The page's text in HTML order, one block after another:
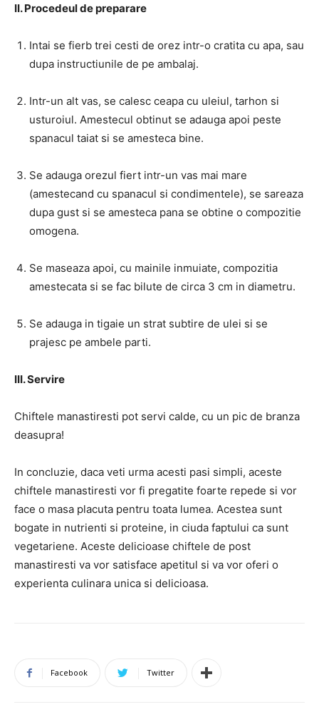
II. Procedeul de preparare
Intai se fierb trei cesti de orez intr-o cratita cu apa, sau
dupa instructiunile de pe ambalaj.
Intr-un alt vas, se calesc ceapa cu uleiul, tarhon si
usturoiul. Amestecul obtinut se adauga apoi peste
spanacul taiat si se amesteca bine.
Se adauga orezul fiert intr-un vas mai mare
(amestecand cu spanacul si condimentele), se sareaza
dupa gust si se amesteca pana se obtine o compozitie
omogena.
Se maseaza apoi, cu mainile inmuiate, compozitia
amestecata si se fac bilute de circa 3 cm in diametru.
Se adauga in tigaie un strat subtire de ulei si se
prajesc pe ambele parti.
III. Servire
Chiftele manastiresti pot servi calde, cu un pic de branza
deasupra!
In concluzie, daca veti urma acesti pasi simpli, aceste
chiftele manastiresti vor fi pregatite foarte repede si vor
face o masa placuta pentru toata lumea. Acestea sunt
bogate in nutrienti si proteine, in ciuda faptului ca sunt
vegetariene. Aceste delicioase chiftele de post
manastiresti va vor satisface apetitul si va vor oferi o
experienta culinara unica si delicioasa.
Facebook Twitter